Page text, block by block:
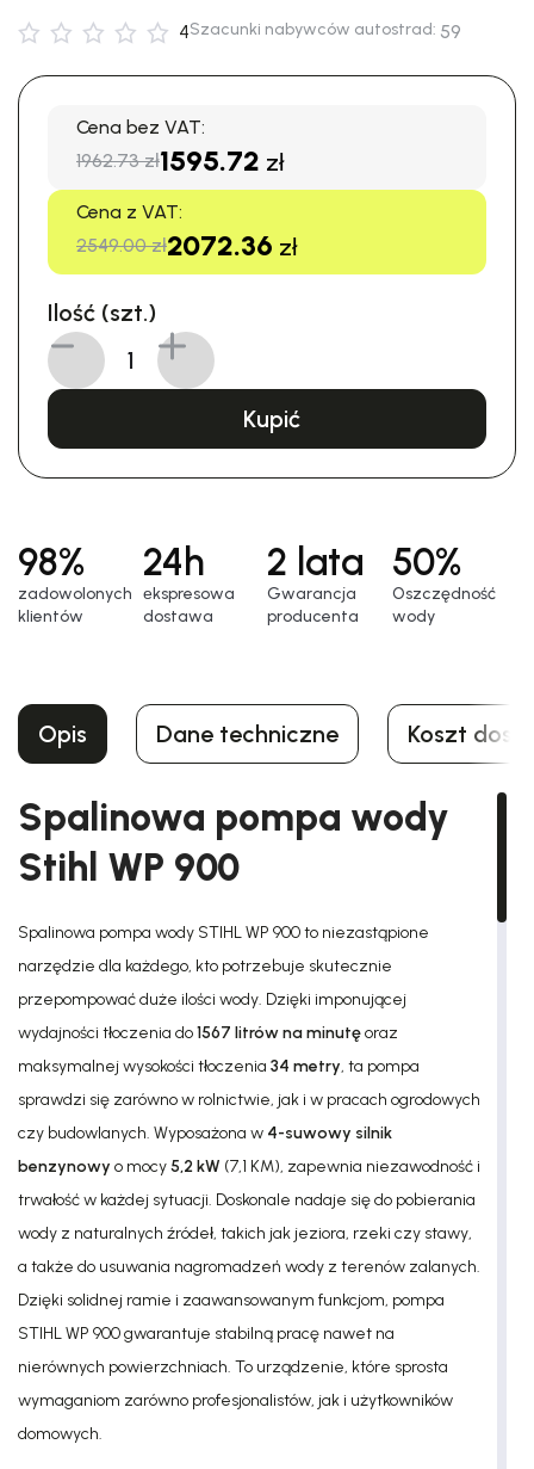
4Szacunki nabywców autostrad: 59
Cena bez VAT:
1962.73 zł1595.72 zł
Cena z VAT:
2549.00 zł2072.36 zł
Ilość (szt.)
Kupić
98%
zadowolonych
klientów
24h
еkspresowa
dostawa
2 lata
Gwarancja
producenta
50%
Oszczędność
wody
Opis Dane techniczne Koszt
Spalinowa pompa wody
Stihl WP 900
Spalinowa pompa wody STIHL WP 900 to niezastąpione
narzędzie dla każdego, kto potrzebuje skutecznie
przepompować duże ilości wody. Dzięki imponującej
wydajności tłoczenia do1567 litrów na minutęoraz
maksymalnej wysokości tłoczenia 34 metry, ta pompa
sprawdzi się zarówno w rolnictwie, jak i w pracach ogrodowych
czy budowlanych. Wyposażona w 4-suwowy silnik
benzynowy o mocy5,2 kW (7,1 KM), zapewnia niezawodność i
trwałość w każdej sytuacji. Doskonale nadaje się do pobierania
wody z naturalnych źródeł, takich jak jeziora, rzeki czy stawy,
a także do usuwania nagromadzeń wody z terenów zalanych.
Dzięki solidnej ramie i zaawansowanym funkcjom, pompa
STIHL WP 900 gwarantuje stabilną pracę nawet na
nierównych powierzchniach. To urządzenie, które sprosta
wymaganiom zarówno profesjonalistów, jak i użytkowników
domowych.